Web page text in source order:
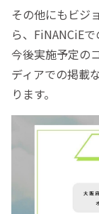
その他にもビジ
ら、FiNANCiE
今後実施予定の
ディアでの掲載
ります。